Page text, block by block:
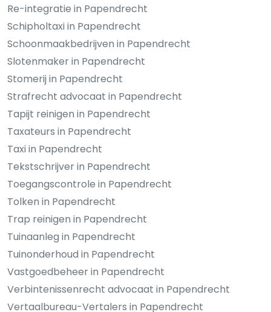
Re-integratie in Papendrecht
Schipholtaxi in Papendrecht
Schoonmaakbedrijven in Papendrecht
Slotenmaker in Papendrecht
Stomerij in Papendrecht
Strafrecht advocaat in Papendrecht
Tapijt reinigen in Papendrecht
Taxateurs in Papendrecht
Taxi in Papendrecht
Tekstschrijver in Papendrecht
Toegangscontrole in Papendrecht
Tolken in Papendrecht
Trap reinigen in Papendrecht
Tuinaanleg in Papendrecht
Tuinonderhoud in Papendrecht
Vastgoedbeheer in Papendrecht
Verbintenissenrecht advocaat in Papendrecht
Vertaalbureau-Vertalers in Papendrecht